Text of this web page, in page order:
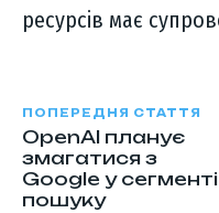
ресурсів має
ПОПЕРЕДНЯ СТАТТЯ
OpenAI планує
змагатися з
Google у сегменті
пошуку